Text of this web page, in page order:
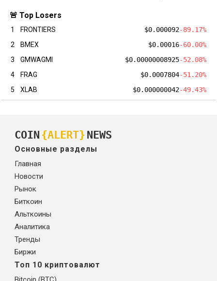
🚨 Top Losers
1 FRONTIERS $0.000092-89.17%
2
BMEX $0.00016-60.00%
3
GMWAGMI $0.00000008925-52.08%
4
FRAG $0.0007804-51.20%
5
XLAB $0.000000042-49.43%
COIN {ALERT} NEWS
Основные разделы
Главная
Новости
Рынок
Биткоин
Альткоины
Аналитика
Тренды
Биржи
Топ 10 криптовалют